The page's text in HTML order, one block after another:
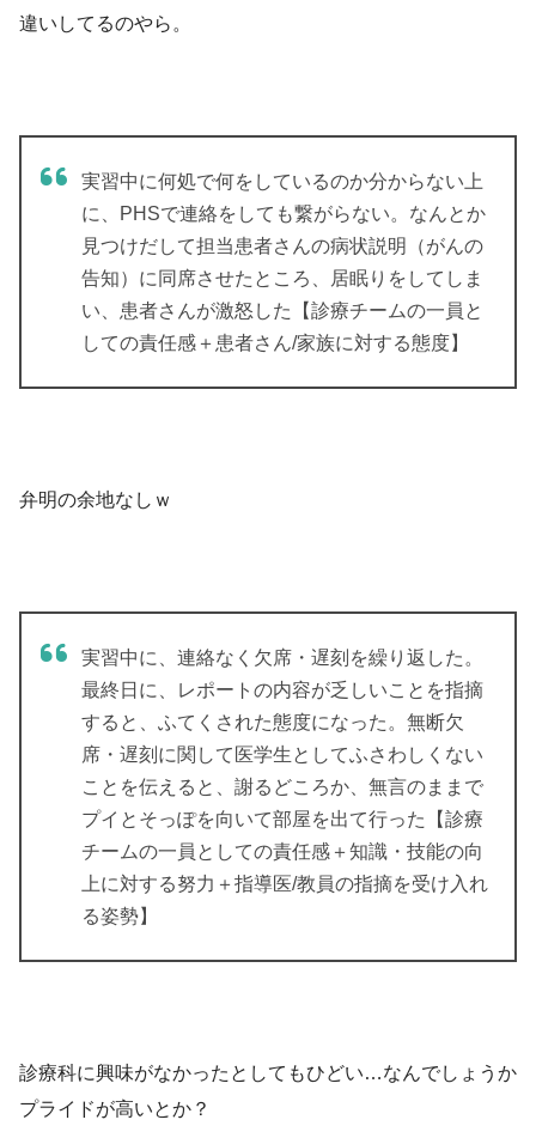
違いしてるのやら。
実習中に何処で何をしているのか分からない上
に、PHSで連絡をしても繋がらない。なんとか
見つけだして担当患者さんの病状説明（がんの
告知）に同席させたところ、居眠りをしてしま
い、患者さんが激怒した【診療チームの一員と
しての責任感＋患者さん/家族に対する態度】
弁明の余地なしｗ
実習中に、連絡なく欠席・遅刻を繰り返した。
最終日に、レポートの内容が乏しいことを指摘
すると、ふてくされた態度になった。無断欠
席・遅刻に関して医学生としてふさわしくない
ことを伝えると、謝るどころか、無言のままで
プイとそっぽを向いて部屋を出て行った【診療
チームの一員としての責任感＋知識・技能の向
上に対する努力＋指導医/教員の指摘を受け入れ
る姿勢】
診療科に興味がなかったとしてもひどい…なんでしょうか
プライドが高いとか？